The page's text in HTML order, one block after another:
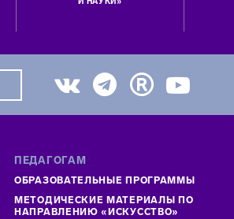
ПЕДАГОГАМ
ОБРАЗОВАТЕЛЬНЫЕ ПРОГРАММЫ
МЕТОДИЧЕСКИЕ МАТЕРИАЛЫ ПО
НАПРАВЛЕНИЮ «ИСКУССТВО»